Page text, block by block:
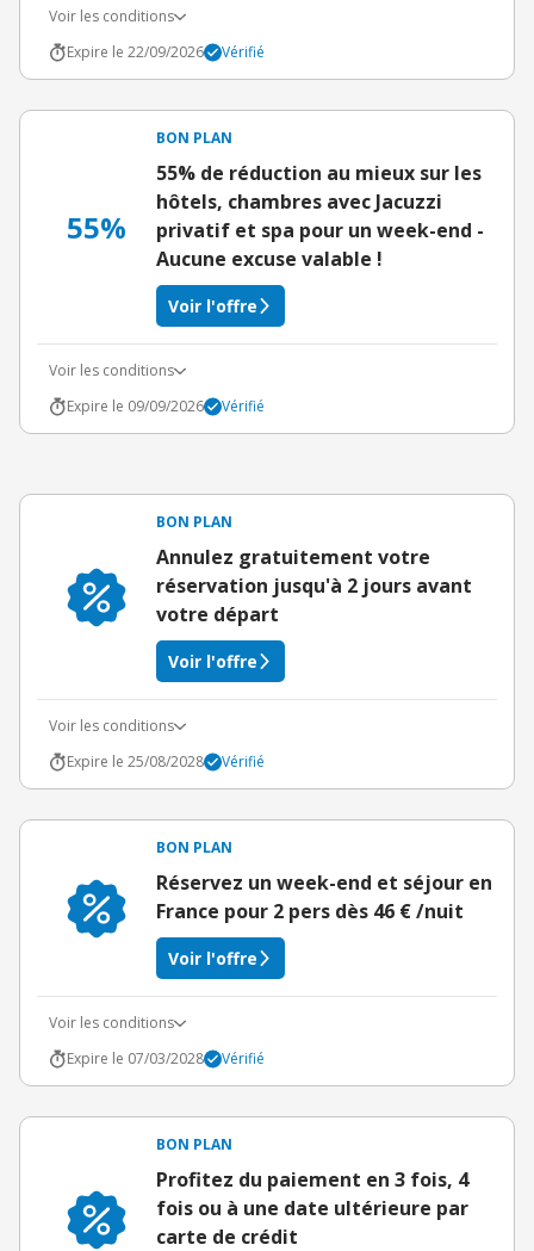
Voir les conditions
Expire le 22/09/2026
Vérifié
55%
BON PLAN
55% de réduction au mieux sur les
hôtels, chambres avec Jacuzzi
privatif et spa pour un week-end -
Aucune excuse valable !
Voir l'offre
Voir les conditions
Expire le 09/09/2026
Vérifié
BON PLAN
Annulez gratuitement votre
réservation jusqu'à 2 jours avant
votre départ
Voir l'offre
Voir les conditions
Expire le 25/08/2028
Vérifié
BON PLAN
Réservez un week-end et séjour en
France pour 2 pers dès 46 € /nuit
Voir l'offre
Voir les conditions
Expire le 07/03/2028
Vérifié
BON PLAN
Profitez du paiement en 3 fois, 4
fois ou à une date ultérieure par
carte de crédit